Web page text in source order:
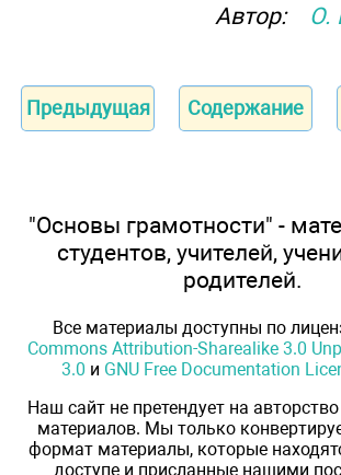
Автор: О.
Предыдущая Содержание
"Основы грамотности" -
студентов, учителей,
родителей.
Все материалы доступны по
Commons Attribution-Sharealike 3.0
3.0 и GNU Free Documentation
Наш сайт не претендует на
материалов. Мы только
формат материалы, которые
доступе и присланные нашими